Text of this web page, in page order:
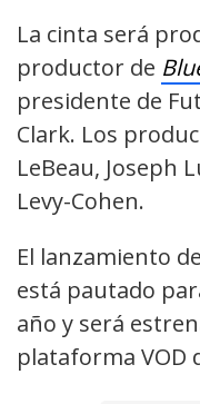
La cinta será
productor de
presidente de
Clark. Los
LeBeau, Joseph
Levy-Cohen.
El lanzamiento
está pautado
año y será
plataforma VOD